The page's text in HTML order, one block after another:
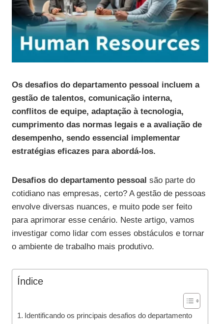
Os desafios do departamento pessoal incluem a
gestão de talentos, comunicação interna,
conflitos de equipe, adaptação à tecnologia,
cumprimento das normas legais e a avaliação de
desempenho, sendo essencial implementar
estratégias eficazes para abordá-los.
Desafios do departamento pessoal são parte do
cotidiano nas empresas, certo? A gestão de pessoas
envolve diversas nuances, e muito pode ser feito
para aprimorar esse cenário. Neste artigo, vamos
investigar como lidar com esses obstáculos e tornar
o ambiente de trabalho mais produtivo.
Índice
Identificando os principais desafios do departamento